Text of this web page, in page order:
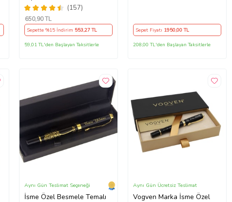
(157)
650,90 TL
Sepette %15 İndirim 553,27 TL
59,01 TL'den Başlayan Taksitlerle
Sepet Fiyatı 1950,00 TL
208,00 TL'den Başlayan Taksitlerle
İsme Özel Besmele Temalı
Aynı Gün Teslimat Seçeneği
Vogven Marka İsme Özel
Aynı Gün Ücretsiz Teslimat